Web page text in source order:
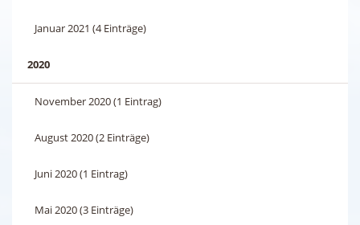
Januar 2021 (4 Einträge)
2020
November 2020 (1 Eintrag)
August 2020 (2 Einträge)
Juni 2020 (1 Eintrag)
Mai 2020 (3 Einträge)